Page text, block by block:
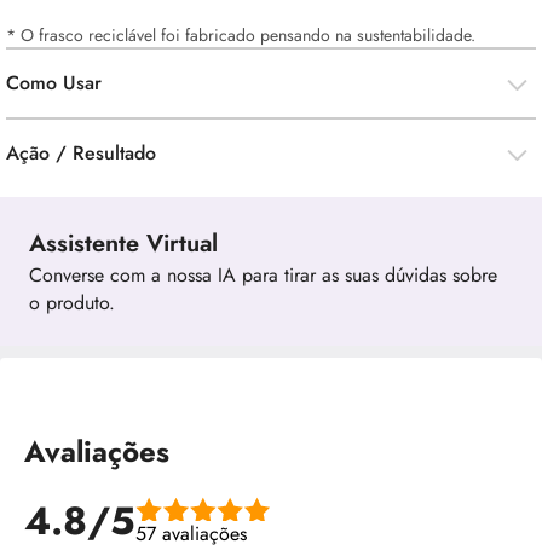
* O frasco reciclável foi fabricado pensando na sustentabilidade.
Como Usar
Ação / Resultado
Assistente Virtual
Converse com a nossa IA para tirar as suas dúvidas sobre
o produto.
Avaliações
4.8/557 avaliações